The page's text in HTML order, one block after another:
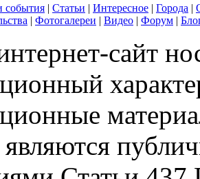
события | Статьи | Интересное | Города |
| Фотогалереи | Видео | Форум |
сайт
являются